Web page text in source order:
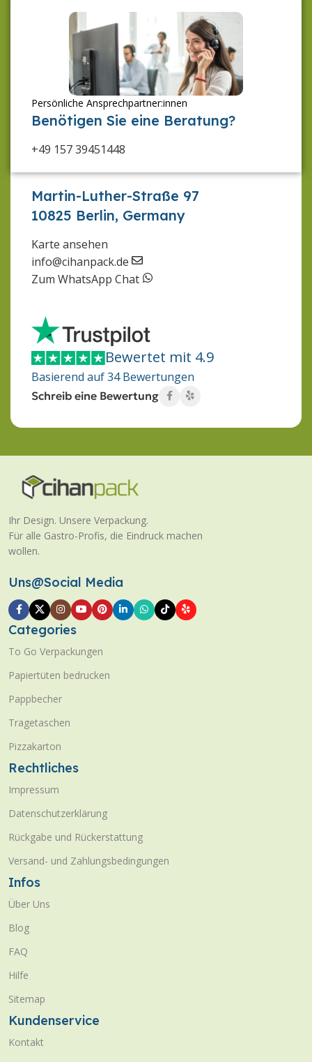
Persönliche Ansprechpartner:innen
Benötigen Sie eine Beratung?
+49 157 39451448
Martin-Luther-Straße 97
10825 Berlin, Germany
Karte ansehen
info@cihanpack.de
Zum WhatsApp Chat
Bewertet mit 4.9
Basierend auf 34 Bewertungen
Schreib eine Bewertung
Ihr Design. Unsere Verpackung.
Für alle Gastro-Profis, die Eindruck machen
wollen.
Uns@Social Media
Categories
To Go Verpackungen
Papiertüten bedrucken
Pappbecher
Tragetaschen
Pizzakarton
Rechtliches
Impressum
Datenschutzerklärung
Rückgabe und Rückerstattung
Versand- und Zahlungsbedingungen
Infos
Über Uns
Blog
FAQ
Hilfe
Sitemap
Kundenservice
Kontakt